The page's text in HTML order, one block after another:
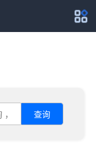
查询